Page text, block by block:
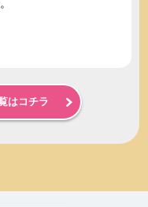
はコチラ